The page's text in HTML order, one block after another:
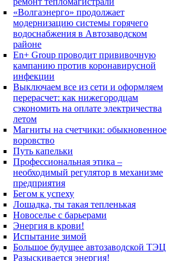
«Волгаэнерго» продолжает
модернизацию системы горячего
водоснабжения в Автозаводском
районе
En+ Group проводит прививочную
кампанию против коронавирусной
инфекции
Выключаем все из сети и оформляем
перерасчет: как нижегородцам
сэкономить на оплате электричества
летом
Магниты на счетчики: обыкновенное
воровство
Путь капельки
Профессиональная этика –
необходимый регулятор в механизме
предприятия
Бегом к успеху
Лошадка, ты такая тепленькая
Новоселье с барьерами
Энергия в крови!
Испытание зимой
Большое будущее автозаводской ТЭЦ
Разыскивается энергия!